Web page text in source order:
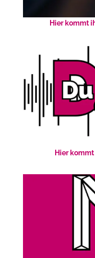
Hier kommt
Hier